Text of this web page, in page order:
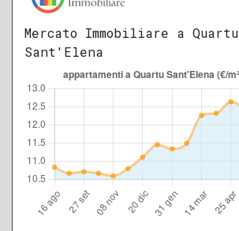
Mercato Immobiliare a Quartu
Sant'Elena